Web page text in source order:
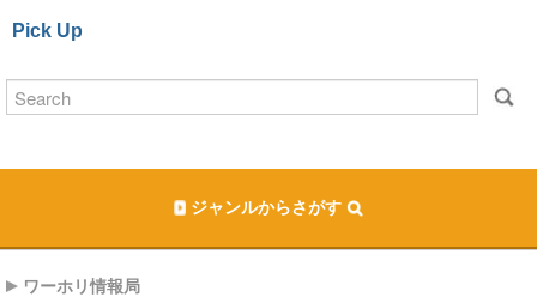
Pick Up
ジャンルからさがす
ワーホリ情報局